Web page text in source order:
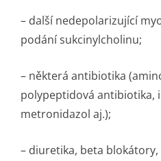
– další nedepolarizující
podání sukcinylcholinu;
– některá antibiotika
polypeptidová antibiotika,
metronidazol aj.);
– diuretika, beta